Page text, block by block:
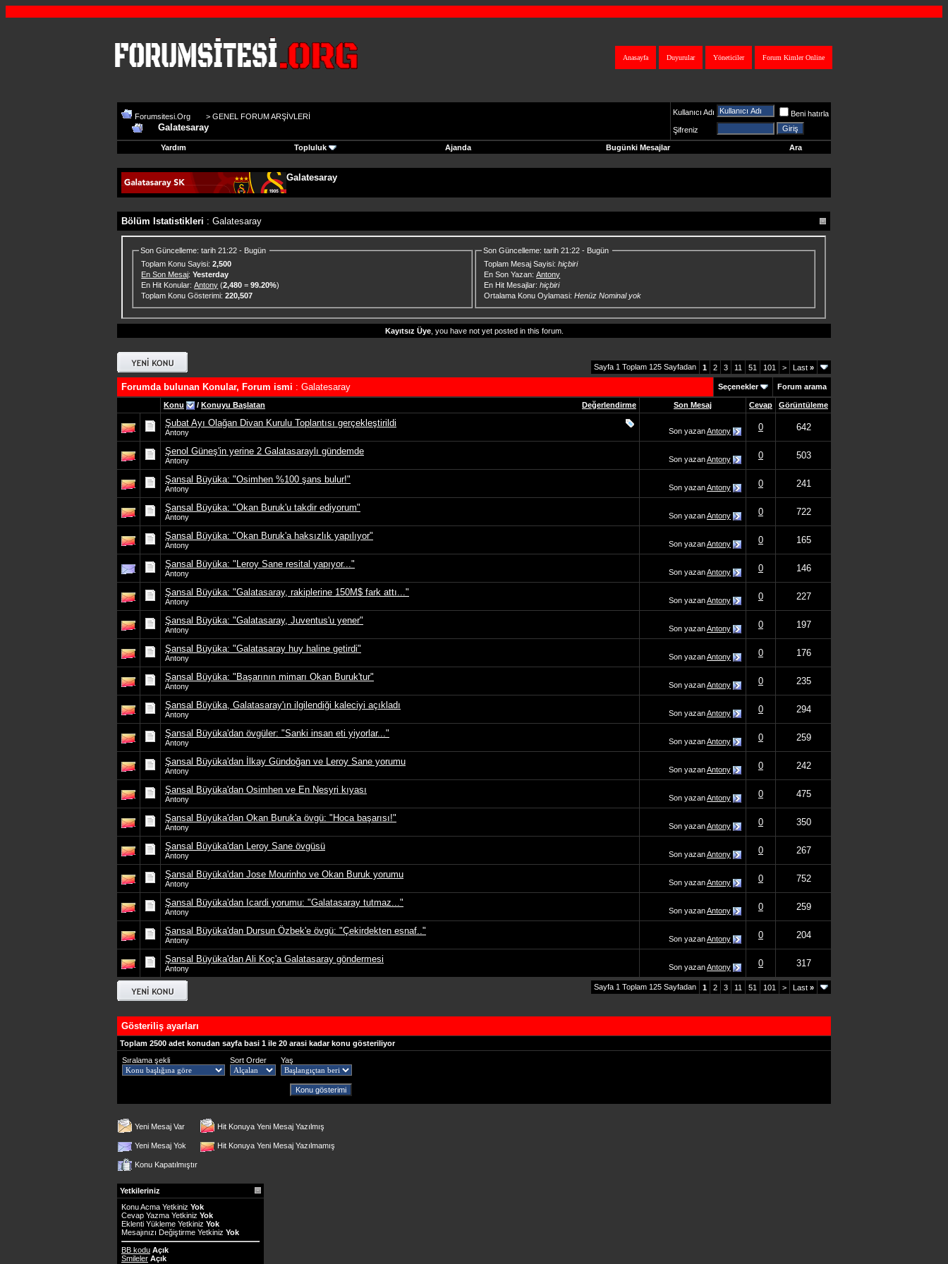
Forum Kimler Online
Yöneticiler
Duyurular
Anasayfa
Forumsitesi.Org > GENEL FORUM ARŞİVLERİ
Galatesaray
Kullanıcı Adı
Beni hatırla
Şifreniz
Yardım Topluluk Ajanda Bugünki Mesajlar Ara
Galatesaray
Bölüm Istatistikleri : Galatesaray
Son Güncelleme: tarih 21:22 - Bugün
Toplam Konu Sayisi:2,500
En Son Mesaj:Yesterday
En Hit Konular:Antony (2,480 =99.20%)
Toplam Konu Gösterimi:220,507
Son Güncelleme: tarih 21:22 - Bugün
Toplam Mesaj Sayisi:hiçbiri
En Son Yazan:Antony
En Hit Mesajlar:hiçbiri
Ortalama Konu Oylamasi:Henüz Nominal yok
Kayıtsız Üye, you have not yet posted in this forum.
Sayfa 1 Toplam 125 Sayfadan 1 2 3 11 51 101 > Last »
Forumda bulunan Konular, Forum ismi : Galatesaray Seçenekler Forum arama
Değerlendirme
Konu / Konuyu Başlatan Son Mesaj Cevap Görüntüleme
Şubat Ayı Olağan Divan Kurulu Toplantısı gerçekleştirildi
Antony Son yazanAntony 0 642
Şenol Güneş'in yerine 2 Galatasaraylı gündemde
Antony Son yazanAntony 0 503
Şansal Büyüka: "Osimhen %100 şans bulur!"
Antony Son yazanAntony 0 241
Şansal Büyüka: "Okan Buruk'u takdir ediyorum"
Antony Son yazanAntony 0 722
Şansal Büyüka: "Okan Buruk'a haksızlık yapılıyor"
Antony Son yazanAntony 0 165
Şansal Büyüka: "Leroy Sane resital yapıyor..."
Antony Son yazanAntony 0 146
Şansal Büyüka: "Galatasaray, rakiplerine 150M$ fark attı..."
Antony Son yazanAntony 0 227
Şansal Büyüka: "Galatasaray, Juventus'u yener"
Antony Son yazanAntony 0 197
Şansal Büyüka: "Galatasaray huy haline getirdi"
Antony Son yazanAntony 0 176
Şansal Büyüka: "Başarının mimarı Okan Buruk'tur"
Antony Son yazanAntony 0 235
Şansal Büyüka, Galatasaray'ın ilgilendiği kaleciyi açıkladı
Antony Son yazanAntony 0 294
Şansal Büyüka'dan övgüler: "Sanki insan eti yiyorlar..."
Antony Son yazanAntony 0 259
Şansal Büyüka'dan İlkay Gündoğan ve Leroy Sane yorumu
Antony Son yazanAntony 0 242
Şansal Büyüka'dan Osimhen ve En Nesyri kıyası
Antony Son yazanAntony 0 475
Şansal Büyüka'dan Okan Buruk'a övgü: "Hoca başarısı!"
Antony Son yazanAntony 0 350
Şansal Büyüka'dan Leroy Sane övgüsü
Antony Son yazanAntony 0 267
Şansal Büyüka'dan Jose Mourinho ve Okan Buruk yorumu
Antony Son yazanAntony 0 752
Şansal Büyüka'dan Icardi yorumu: "Galatasaray tutmaz..."
Antony Son yazanAntony 0 259
Şansal Büyüka'dan Dursun Özbek'e övgü: "Çekirdekten esnaf.."
Antony Son yazanAntony 0 204
Şansal Büyüka'dan Ali Koç'a Galatasaray göndermesi
Antony Son yazanAntony 0 317
Sayfa 1 Toplam 125 Sayfadan 1 2 3 11 51 101 > Last »
Gösteriliş ayarları
Toplam 2500 adet konudan sayfa basi 1 ile 20 arasi kadar konu gösteriliyor
Sıralama şekli
Sort Order Yaş
Yeni Mesaj Var Hit Konuya Yeni Mesaj Yazılmış
Yeni Mesaj Yok Hit Konuya Yeni Mesaj Yazılmamış
Konu Kapatılmıştır
Yetkileriniz
Konu Acma Yetkiniz Yok
Cevap Yazma Yetkiniz Yok
Eklenti Yükleme Yetkiniz Yok
Mesajınızı Değiştirme Yetkiniz Yok
BB kodu Açık
Smileler Açık